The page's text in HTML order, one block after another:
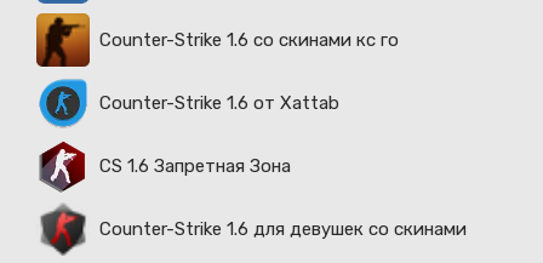
Counter-Strike 1.6 со скинами кс го
Counter-Strike 1.6 от Xattab
CS 1.6 Запретная Зона
Counter-Strike 1.6 для девушек со скинами